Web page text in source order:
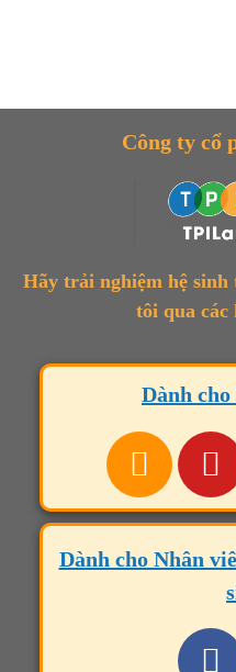
Công ty cổ
Hãy trải nghiệm hệ sinh
tôi qua các
Dành
Dành cho Nhân